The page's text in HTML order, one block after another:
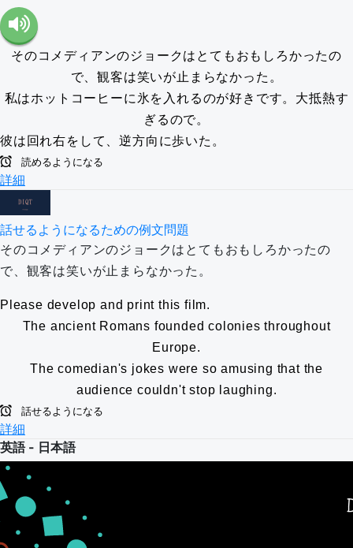
そのコメディアンのジョークはとてもおもしろかったの
で、観客は笑いが止まらなかった。
私はホットコーヒーに氷を入れるのが好きです。大抵熱す
ぎるので。
彼は回れ右をして、逆方向に歩いた。
読めるようになる
詳細
話せるようになるための例文問題
そのコメディアンのジョークはとてもおもしろかったの
で、観客は笑いが止まらなかった。
Please develop and print this film.
The ancient Romans founded colonies throughout
Europe.
The comedian's jokes were so amusing that the
audience couldn't stop laughing.
話せるようになる
詳細
英語 - 日本語